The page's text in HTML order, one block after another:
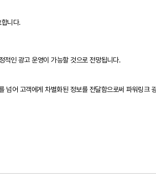
니다.
적인 광고 운영이 가능할 것으로 전망됩니다.
어 고객에게 차별화된 정보를 전달함으로써 파워링크